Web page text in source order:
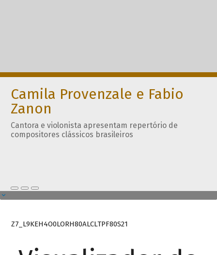
Camila Provenzale e Fabio
Zanon
Cantora e violonista apresentam repertório de
compositores clássicos brasileiros
Z7_L9KEH4O0LORH80ALCLTPF80S21